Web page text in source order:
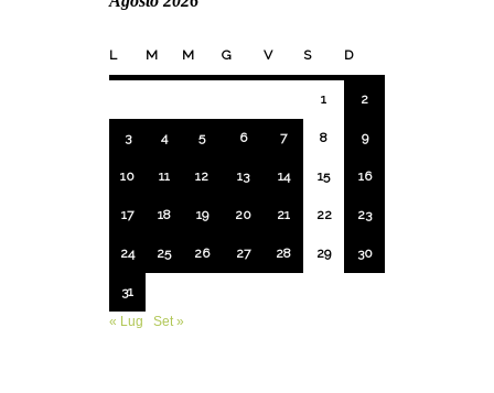
L M M G V S D
1 2
3 4 5 6 7 8 9
10 11 12 13 14 15 16
17 18 19 20 21 22 23
24 25 26 27 28 29 30
31
« Lug
Set »